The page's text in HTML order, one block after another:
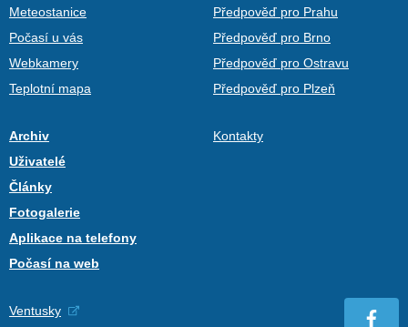
Meteostanice
Počasí u vás
Webkamery
Teplotní mapa
Předpověď pro Prahu
Předpověď pro Brno
Předpověď pro Ostravu
Předpověď pro Plzeň
Archiv
Uživatelé
Články
Fotogalerie
Aplikace na telefony
Počasí na web
Kontakty
Ventusky